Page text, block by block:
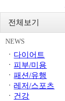
전체보기
NEWS
ㆍ 다이어트
ㆍ 피부/미용
ㆍ패션/유행
ㆍ 레저/스포츠
ㆍ 건강